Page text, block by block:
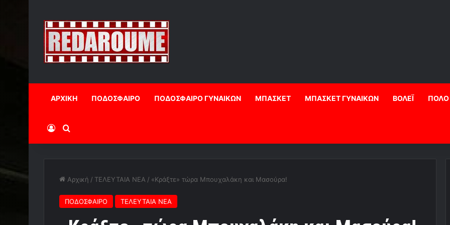
ΑΡΧΙΚΗ ΠΟΔΟΣΦΑΙΡΟ ΠΟΔΟΣΦΑΙΡΟ ΓΥΝΑΙΚΩΝ ΜΠΑΣΚΕΤ ΜΠΑΣΚΕΤ ΓΥΝΑΙΚΩΝ ΒΟΛΕΪ ΠΟΛΟ
Log InΑναζήτηση
Αρχική / ΤΕΛΕΥΤΑΙΑ ΝΕΑ / «Κράξτε» τώρα Μπουχαλάκη και Μασούρα!
ΠΟΔΟΣΦΑΙΡΟ ΤΕΛΕΥΤΑΙΑ ΝΕΑ